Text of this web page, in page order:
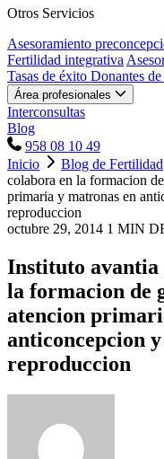
Otros Servicios
Asesoramiento
Fertilidad integrativa
Tasas de éxito Donantes
Área profesionales
Interconsultas
Blog
958 08 10 49
Inicio
Blog de Fertilidad
colabora en la formacion
primaria y matronas en
reproduccion
octubre 29, 2014 1 MIN
Instituto
la formacion de
atencion
anticoncepcion
reproduccion